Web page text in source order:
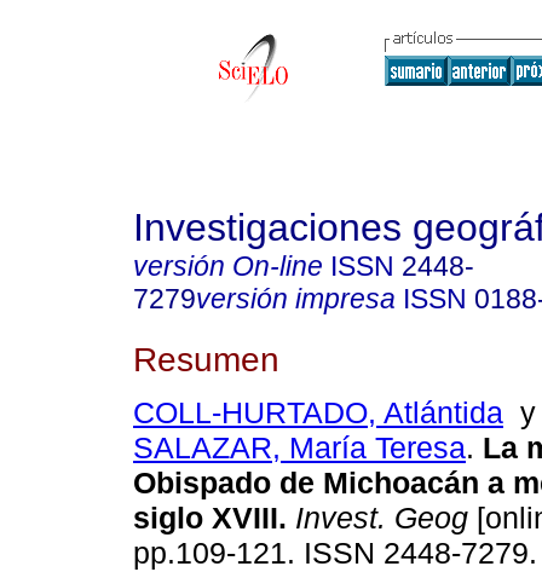
Investigaciones
versión On-line ISSN 2448-
7279versión impresa ISSN
Resumen
COLL-HURTADO, Atlántida
SALAZAR, María Teresa. La
Obispado de Michoacán a
siglo XVIII. Invest. Geog
pp.109-121. ISSN 2448-7279.